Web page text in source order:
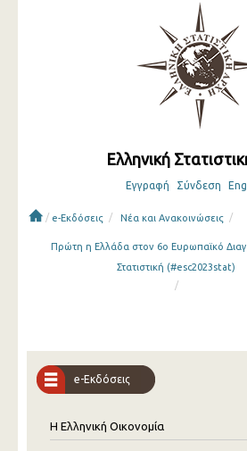
Ελληνική
Εγγραφή Σύνδεση
/ e-Εκδόσεις / Νέα και Ανακοινώσεις /
Πρώτη η Ελλάδα στον 6ο Ευρωπαϊκό
Στατιστική (#esc2023stat)
/
e-Εκδόσεις
Η Ελληνική Οικονομία